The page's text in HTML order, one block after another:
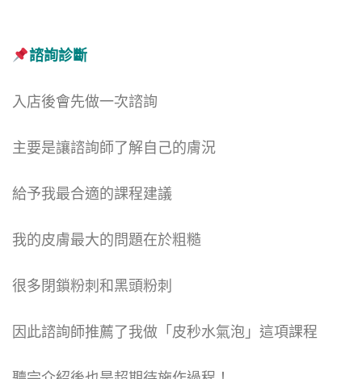
諮詢診斷
入店後會先做一次諮詢
主要是讓諮詢師了解自己的膚況
給予我最合適的課程建議
我的皮膚最大的問題在於粗糙
很多閉鎖粉刺和黑頭粉刺
因此諮詢師推薦了我做「皮秒水氣泡」這項課程